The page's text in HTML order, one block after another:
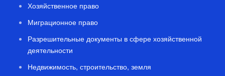
Хозяйственное право
Миграционное право
Разрешительные документы в сфере хозяйственной
деятельности
Недвижимость, строительство, земля